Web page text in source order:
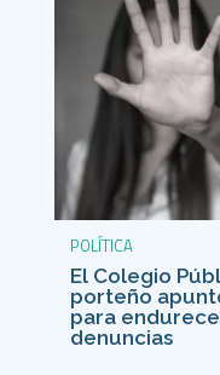
POLÍTICA
El Colegio
porteño
para
denuncias